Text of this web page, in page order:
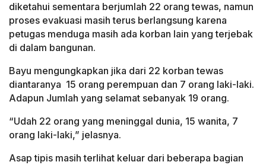
diketahui sementara berjumlah 22 orang tewas, namun
proses evakuasi masih terus berlangsung karena
petugas menduga masih ada korban lain yang terjebak
di dalam bangunan.
Bayu mengungkapkan jika dari 22 korban tewas
diantaranya 15 orang perempuan dan 7 orang laki-laki.
Adapun Jumlah yang selamat sebanyak 19 orang.
“Udah 22 orang yang meninggal dunia, 15 wanita, 7
orang laki-laki,” jelasnya.
Asap tipis masih terlihat keluar dari beberapa bagian